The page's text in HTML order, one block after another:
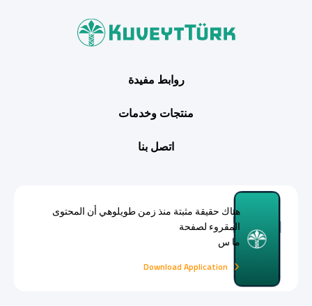
روابط مفيدة
منتجات وخدمات
اتصل بنا
هناك حقيقة مثبتة منذ زمن طويلوهي أن المحتوى
المقروء لصفحة
ما س
Download Application